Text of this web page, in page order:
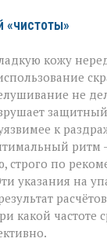
«чистоты»
кожу
не
защитный
к
ритм
строго по
указания на
какой частоте